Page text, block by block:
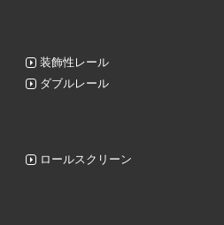
装飾性レール
ダブルレール
ロールスクリーン